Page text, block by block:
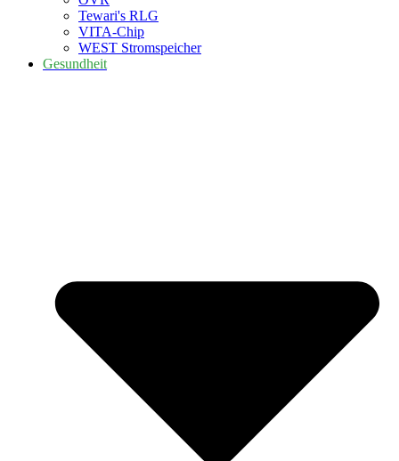
Tewari's RLG
VITA-Chip
WEST Stromspeicher
Gesundheit